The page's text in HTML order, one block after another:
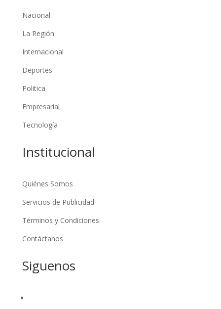
Nacional
La Región
Internacional
Deportes
Politica
Empresarial
Tecnología
Institucional
Quiénes Somos
Servicios de Publicidad
Términos y Condiciones
Contáctanos
Siguenos